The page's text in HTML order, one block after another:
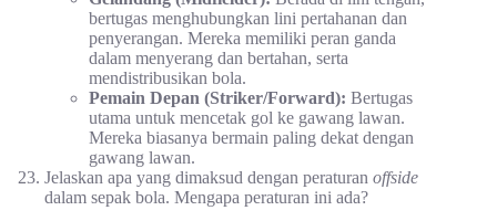
bertugas menghubungkan lini pertahanan dan
penyerangan. Mereka memiliki peran ganda
dalam menyerang dan bertahan, serta
mendistribusikan bola.
Pemain Depan (Striker/Forward): Bertugas
utama untuk mencetak gol ke gawang lawan.
Mereka biasanya bermain paling dekat dengan
gawang lawan.
Jelaskan apa yang dimaksud dengan peraturan offside
dalam sepak bola. Mengapa peraturan ini ada?